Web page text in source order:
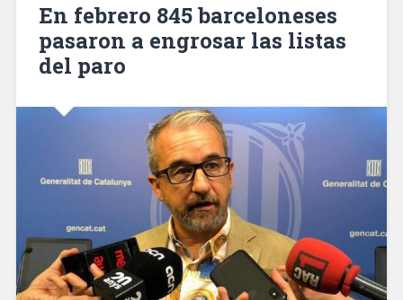
Omella,
nuevo
presidente
Conferencia
Episcopal»
En febrero 845 barceloneses
pasaron a engrosar las listas
del paro